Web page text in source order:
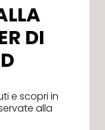
DI
e scopri in
alla